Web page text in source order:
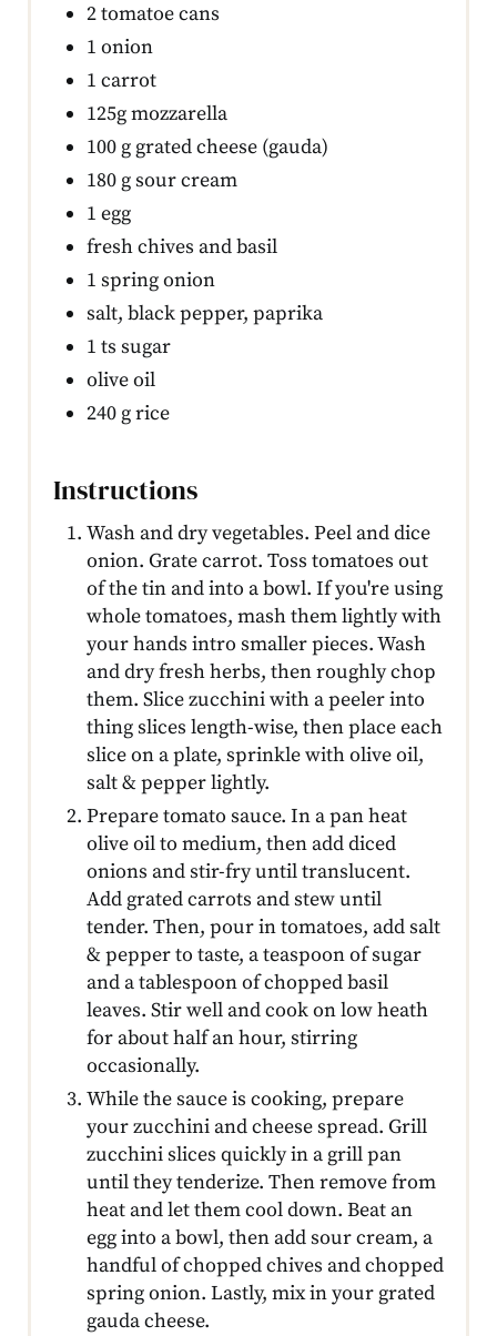
2 tomatoe cans
1 onion
1 carrot
125g mozzarella
100 g grated cheese (gauda)
180 g sour cream
1 egg
fresh chives and basil
1 spring onion
salt, black pepper, paprika
1 ts sugar
olive oil
240 g rice
Instructions
Wash and dry vegetables. Peel and dice
onion. Grate carrot. Toss tomatoes out
of the tin and into a bowl. If you're using
whole tomatoes, mash them lightly with
your hands intro smaller pieces. Wash
and dry fresh herbs, then roughly chop
them. Slice zucchini with a peeler into
thing slices length-wise, then place each
slice on a plate, sprinkle with olive oil,
salt & pepper lightly.
Prepare tomato sauce. In a pan heat
olive oil to medium, then add diced
onions and stir-fry until translucent.
Add grated carrots and stew until
tender. Then, pour in tomatoes, add salt
& pepper to taste, a teaspoon of sugar
and a tablespoon of chopped basil
leaves. Stir well and cook on low heath
for about half an hour, stirring
occasionally.
While the sauce is cooking, prepare
your zucchini and cheese spread. Grill
zucchini slices quickly in a grill pan
until they tenderize. Then remove from
heat and let them cool down. Beat an
egg into a bowl, then add sour cream, a
handful of chopped chives and chopped
spring onion. Lastly, mix in your grated
gauda cheese.